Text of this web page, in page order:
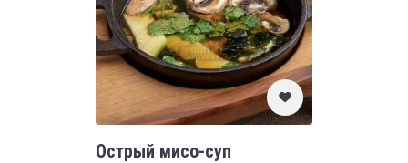
Острый мисо-суп